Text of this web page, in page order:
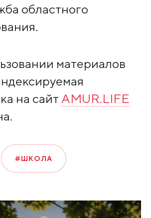
областного
материалов
на сайт AMUR.LIFE
#ШКОЛА